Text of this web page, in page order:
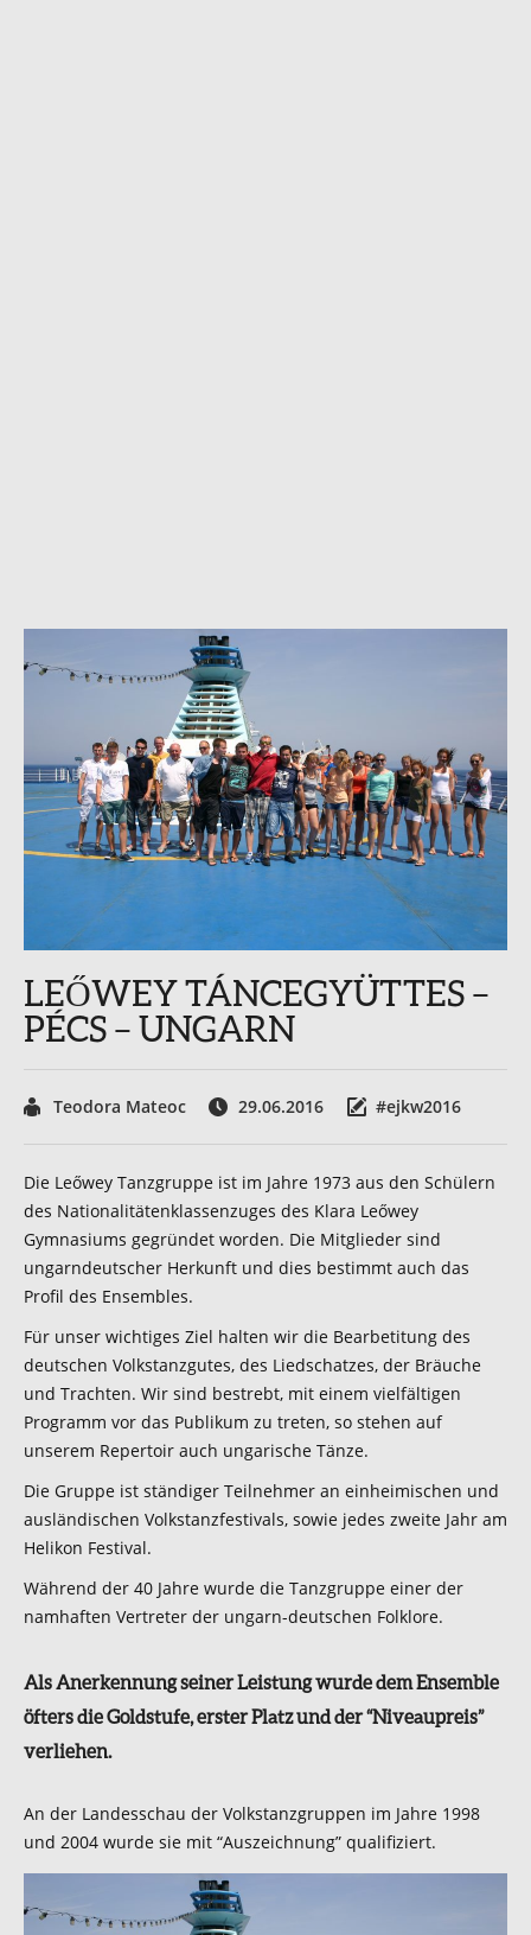
LEŐWEY TÁNCEGYÜTTES –
PÉCS – UNGARN
Teodora Mateoc 29.06.2016 #ejkw2016
Die Leőwey Tanzgruppe ist im Jahre 1973 aus den Schülern
des Nationalitätenklassenzuges des Klara Leőwey
Gymnasiums gegründet worden. Die Mitglieder sind
ungarndeutscher Herkunft und dies bestimmt auch das
Profil des Ensembles.
Für unser wichtiges Ziel halten wir die Bearbetitung des
deutschen Volkstanzgutes, des Liedschatzes, der Bräuche
und Trachten. Wir sind bestrebt, mit einem vielfältigen
Programm vor das Publikum zu treten, so stehen auf
unserem Repertoir auch ungarische Tänze.
Die Gruppe ist ständiger Teilnehmer an einheimischen und
ausländischen Volkstanzfestivals, sowie jedes zweite Jahr am
Helikon Festival.
Während der 40 Jahre wurde die Tanzgruppe einer der
namhaften Vertreter der ungarn-deutschen Folklore.
Als Anerkennung seiner Leistung wurde dem Ensemble
öfters die Goldstufe, erster Platz und der “Niveaupreis”
verliehen.
An der Landesschau der Volkstanzgruppen im Jahre 1998
und 2004 wurde sie mit “Auszeichnung” qualifiziert.